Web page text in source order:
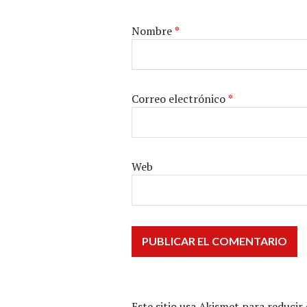
Nombre*
Correo electrónico*
Web